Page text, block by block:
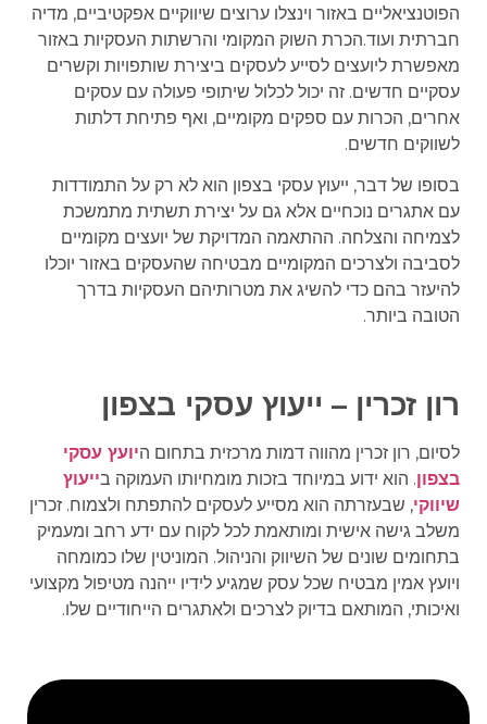
הפוטנציאליים באזור וינצלו ערוצים שיווקיים אפקטיביים, מדיה
חברתית ועוד.הכרת השוק המקומי והרשתות העסקיות באזור
מאפשרת ליועצים לסייע לעסקים ביצירת שותפויות וקשרים
עסקיים חדשים. זה יכול לכלול שיתופי פעולה עם עסקים
אחרים, הכרות עם ספקים מקומיים, ואף פתיחת דלתות
לשווקים חדשים.
בסופו של דבר, ייעוץ עסקי בצפון הוא לא רק על התמודדות
עם אתגרים נוכחיים אלא גם על יצירת תשתית מתמשכת
לצמיחה והצלחה. ההתאמה המדויקת של יועצים מקומיים
לסביבה ולצרכים המקומיים מבטיחה שהעסקים באזור יוכלו
להיעזר בהם כדי להשיג את מטרותיהם העסקיות בדרך
הטובה ביותר.
רון זכרין – ייעוץ עסקי בצפון
לסיום, רון זכרין מהווה דמות מרכזית בתחום היועץ עסקי
בצפון. הוא ידוע במיוחד בזכות מומחיותו העמוקה בייעוץ
שיווקי, שבעזרתה הוא מסייע לעסקים להתפתח ולצמוח. זכרין
משלב גישה אישית ומותאמת לכל לקוח עם ידע רחב ומעמיק
בתחומים שונים של השיווק והניהול. המוניטין שלו כמומחה
ויועץ אמין מבטיח שכל עסק שמגיע לידיו ייהנה מטיפול מקצועי
ואיכותי, המותאם בדיוק לצרכים ולאתגרים הייחודיים שלו.